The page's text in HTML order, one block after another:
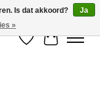
Verlanglijst
Is dat akkoord?
Ja
»